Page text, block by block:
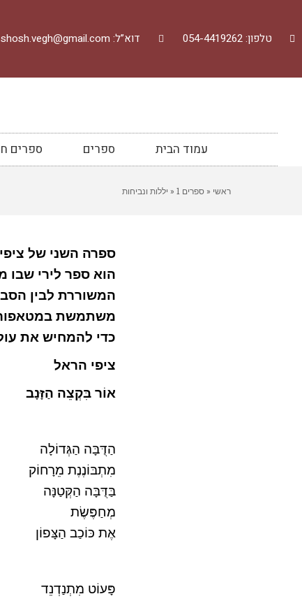
טלפון: 054-4419262 דוא”ל: shosh.vegh@gmail.com
עמוד הבית ספרים ספרים
ראשי « ספרים 1 « יללות ונביחות
ספרה השני של
הוא ספר לירי שבו
המשוררת לבין
משתמשת
כדי להמחיש את
ציפי הראל
אוֹר בִּקְצֵה הַזָּנָב
הַדֻּבָּה הַגְּדוֹלָה
מִתְבּוֹנֶנֶת מֵרָחוֹק
בַּדֻּבָּה הַקְּטַנָּה
מְחַפֶּשֶׂת
אֶת כּוֹכַב הַצָּפוֹן
פָּעוֹט מִתְנַדְנֵד